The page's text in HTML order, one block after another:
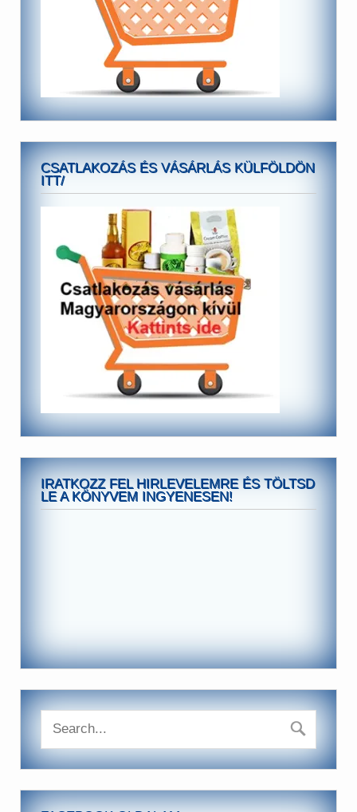
CSATLAKOZÁS ÉS VÁSÁRLÁS KÜLFÖLDÖN
ITT/
IRATKOZZ FEL HIRLEVELEMRE ÉS TÖLTSD
LE A KÖNYVEM INGYENESEN!